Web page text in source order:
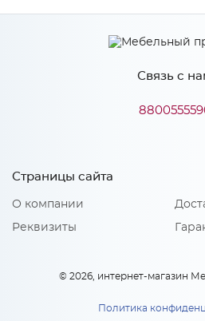
Производитель LEX
Фильтр подходит для новых
Связь с
Страницы сайта
О компании
Реквизиты
© 2026, интернет-магазин
Политика